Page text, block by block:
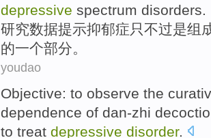
depressive spectrum disorders.
研究数据提示抑郁症只不过是组
的一个部分。
youdao
Objective: to observe the
dependence of dan-zhi
to treat depressive disorder.